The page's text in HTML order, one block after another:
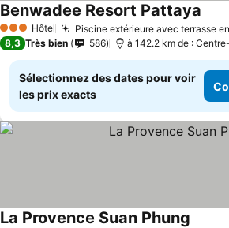
3 ÉtoilesHôtel Piscine extérieure avec terrasse
Benwadee Resort Pattaya
8,3 Très bien 586 à 142.2 km de :
Sélectionnez des dates pour voir
les prix exacts
La Provence Suan Phung